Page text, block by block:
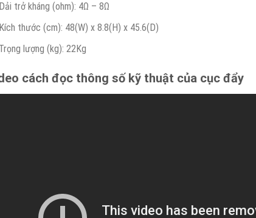
trở kháng (ohm): 4Ω – 8Ω
thước (cm): 48(W) x 8.8(H) x 45.6(D)
lượng (kg): 22Kg
cách đọc thông số kỹ thuật của cục đẩy